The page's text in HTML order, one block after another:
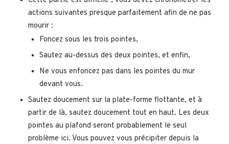
actions suivantes presque parfaitement afin de ne pas
mourir :
Foncez sous les trois pointes,
Sautez au-dessus des deux pointes, et enfin,
Ne vous enfoncez pas dans les pointes du mur
devant vous.
Sautez doucement sur la plate-forme flottante, et à
partir de là, sautez doucement tout en haut. Les deux
pointes au plafond seront probablement le seul
problème ici. Vous pouvez vous précipiter depuis la